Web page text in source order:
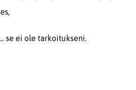
se ei ole tarkoitukseni.